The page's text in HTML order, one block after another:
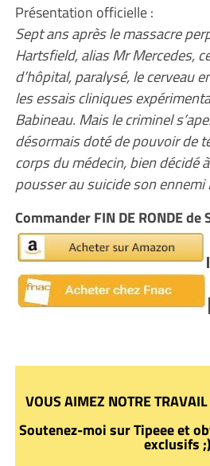
Présentation officielle :
Sept ans après le massacre
Hartsfield, alias Mr Mercedes,
d’hôpital, paralysé, le cerveau
les essais cliniques
Babineau. Mais le criminel
désormais doté de pouvoir de
corps du médecin, bien décidé
pousser au suicide son ennemi
Commander FIN DE RONDE
VOUS AIMEZ NOTRE
Soutenez-moi sur Tipeee et
exclusifs ;)